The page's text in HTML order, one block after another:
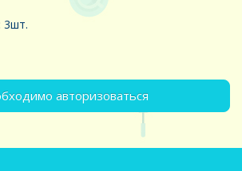
3шт.
авторизоваться